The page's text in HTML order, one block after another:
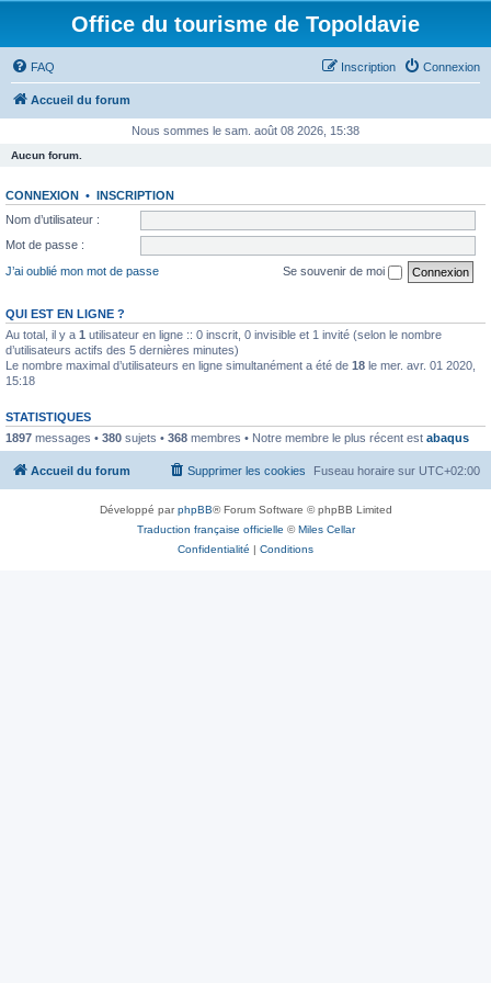
Office du tourisme de Topoldavie
FAQ Connexion
Inscription
Accueil du forum
Nous sommes le sam. août 08 2026, 15:38
Aucun forum.
CONNEXION • INSCRIPTION
Nom d’utilisateur :
Mot de passe :
J’ai oublié mon mot de passe
Se souvenir de moi
QUI EST EN LIGNE ?
Au total, il y a 1 utilisateur en ligne :: 0 inscrit, 0 invisible et 1 invité (selon le nombre
d’utilisateurs actifs des 5 dernières minutes)
Le nombre maximal d’utilisateurs en ligne simultanément a été de 18 le mer. avr. 01 2020,
15:18
STATISTIQUES
1897 messages • 380 sujets • 368 membres • Notre membre le plus récent est abaqus
Accueil du forum Fuseau horaire sur UTC+02:00
Supprimer les cookies
Développé parphpBB® Forum Software © phpBB Limited
Traduction française officielle ©Miles Cellar
Confidentialité | Conditions